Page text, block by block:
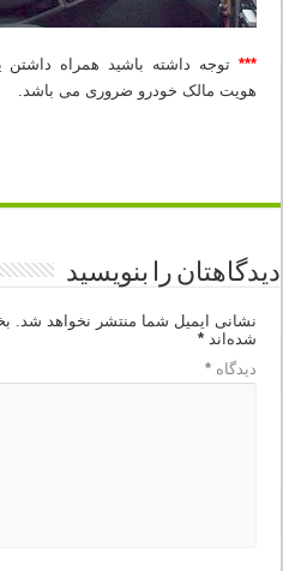
***توجه داشته باشید همراه
هویت مالک خودرو ضروری می باشد.
دیدگاهتان را بنویسید
نشانی ایمیل شما منتشر نخواهد شد.
شده‌اند*
دیدگاه*